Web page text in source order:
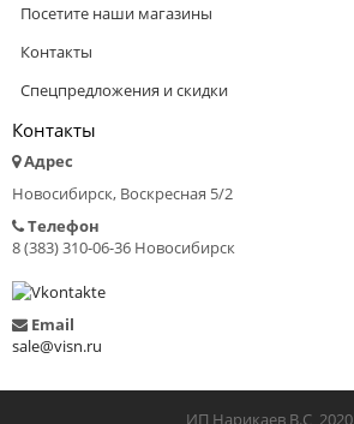
Посетите наши магазины
Контакты
Спецпредложения и скидки
Контакты
Адрес
Новосибирск, Воскресная 5/2
Телефон
8 (383) 310-06-36 Новосибирск
Email
sale@visn.ru
ИП Нарикаев В.С 2020